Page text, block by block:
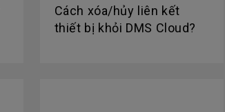
Cách xóa/hủy liên kết
thiết bị khỏi DMS Cloud?